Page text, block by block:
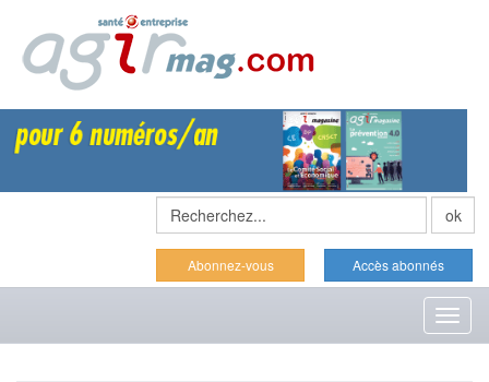
Abonnez-vous Accès abonnés